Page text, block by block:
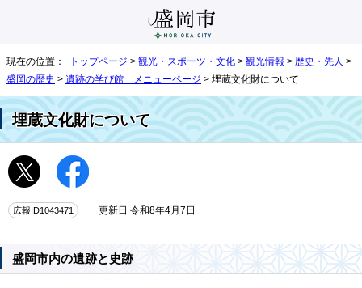
現在の位置： トップページ > 観光・スポーツ・文化 > 観光情報 > 歴史・先人 >
盛岡の歴史 > 遺跡の学び館 メニューページ > 埋蔵文化財について
埋蔵文化財について
広報ID1043471 更新日 令和8年4月7日
盛岡市内の遺跡と史跡